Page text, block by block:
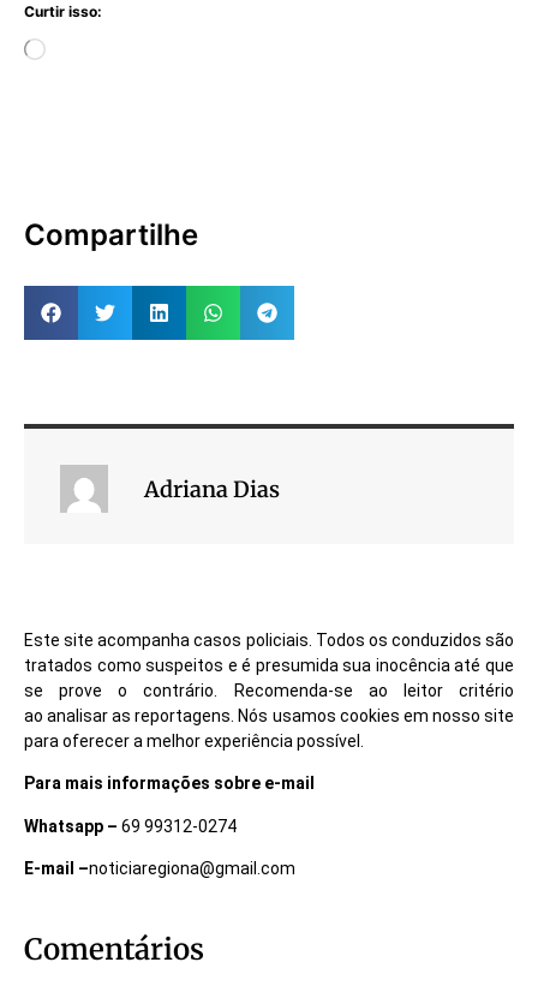
Curtir isso:
Compartilhe
Adriana Dias
Este site acompanha casos policiais. Todos os conduzidos são
tratados como suspeitos e é presumida sua inocência até que
se prove o contrário. Recomenda-se ao leitor critério
ao analisar as reportagens. Nós usamos cookies em nosso site
para oferecer a melhor experiência possível.
Para mais informações sobre e-mail
Whatsapp – 69 99312-0274
E-mail –noticiaregiona@gmail.com
Comentários